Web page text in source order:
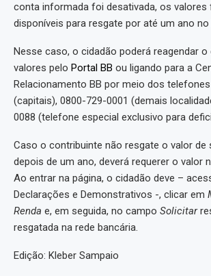
conta informada foi desativada, os valores
disponíveis para resgate por até um ano no
Nesse caso, o cidadão poderá reagendar
valores pelo Portal BB ou ligando para a
Relacionamento BB por meio dos telefones
(capitais), 0800-729-0001 (demais
0088 (telefone especial exclusivo para
Caso o contribuinte não resgate o valor de
depois de um ano, deverá requerer o valor
Ao entrar na página, o cidadão deve –
Declarações e Demonstrativos -, clicar em
Renda e, em seguida, no campo Solicitar
resgatada na rede bancária.
Edição: Kleber Sampaio